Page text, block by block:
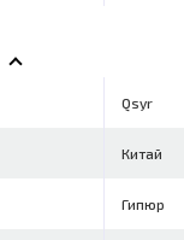
Qsyr
Китай
Гипюр